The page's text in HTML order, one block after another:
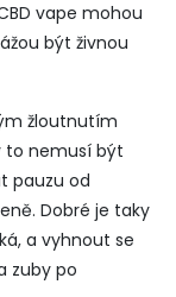
vape mohou
být živnou
žloutnutím
to nemusí být
pauzu od
Dobré je taky
a vyhnout se
zuby po